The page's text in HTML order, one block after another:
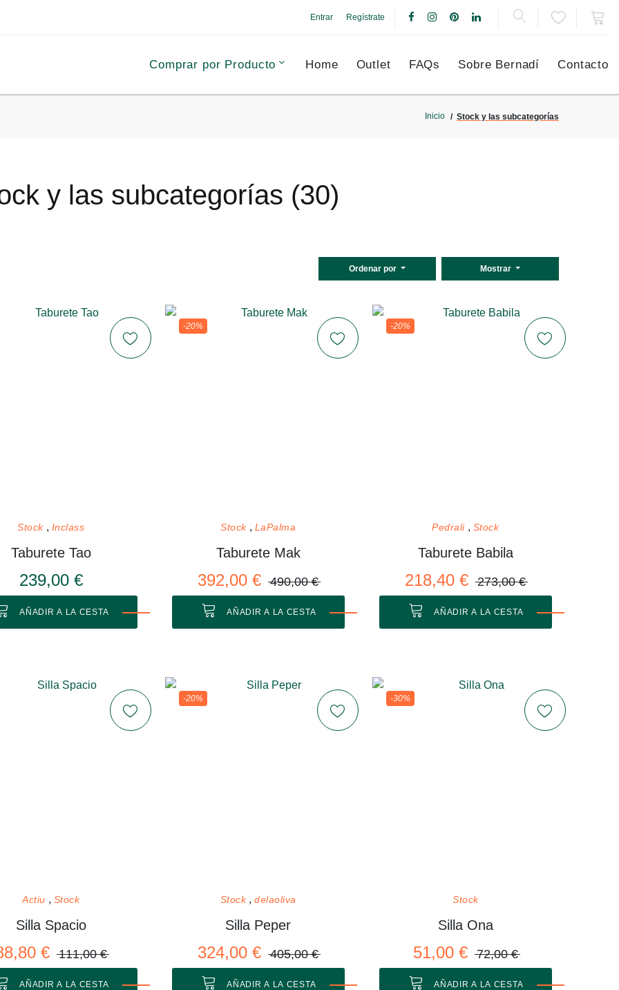
Entrar Regístrate
Comprar por Producto Home Outlet FAQs Sobre Bernadí Contacto
Inicio Stock y las subcategorías
y las subcategorías (30)
Ordenar por Mostrar
Stock Inclass
Taburete Tao
239,00 €
AÑADIR A LA CESTA
-20%
Stock LaPalma
Taburete Mak
392,00 € 490,00 €
AÑADIR A LA CESTA
-20%
Pedrali Stock
Taburete Babila
218,40 € 273,00 €
AÑADIR A LA CESTA
Actiu Stock
Silla Spacio
€ 111,00 €
AÑADIR A LA CESTA
-20%
Stock delaoliva
Silla Peper
324,00 € 405,00 €
AÑADIR A LA CESTA
-30%
Stock
Silla Ona
51,00 € 72,00 €
AÑADIR A LA CESTA